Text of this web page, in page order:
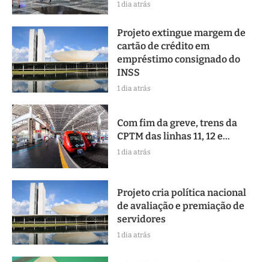
1 dia atrás
Projeto extingue margem de
cartão de crédito em
empréstimo consignado do
INSS
1 dia atrás
Com fim da greve, trens da
CPTM das linhas 11, 12 e...
1 dia atrás
Projeto cria política nacional
de avaliação e premiação de
servidores
1 dia atrás